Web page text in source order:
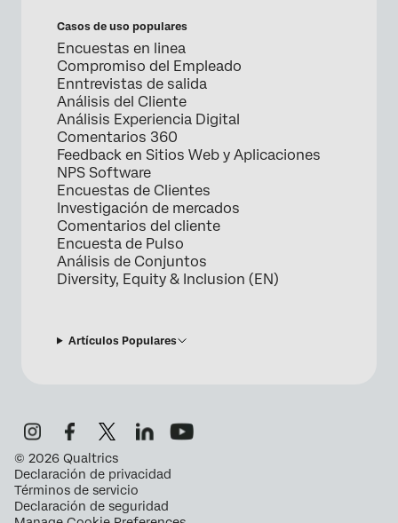
Casos de uso populares
Encuestas en linea
Compromiso del Empleado
Enntrevistas de salida
Análisis del Cliente
Análisis Experiencia Digital
Comentarios 360
Feedback en Sitios Web y Aplicaciones
NPS Software
Encuestas de Clientes
Investigación de mercados
Comentarios del cliente
Encuesta de Pulso
Análisis de Conjuntos
Diversity, Equity & Inclusion (EN)
Artículos Populares
© 2026 Qualtrics
Declaración de privacidad
Términos de servicio
Declaración de seguridad